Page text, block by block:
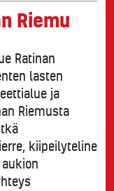
Riemu
Ratinan
lasten
ja
Riemusta
kiipeilyteline